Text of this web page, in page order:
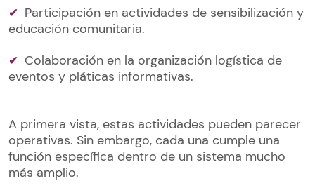
Participación en actividades de sensibilización y
educación comunitaria.
Colaboración en la organización logística de
eventos y pláticas informativas.
A primera vista, estas actividades pueden parecer
operativas. Sin embargo, cada una cumple una
función específica dentro de un sistema mucho
más amplio.